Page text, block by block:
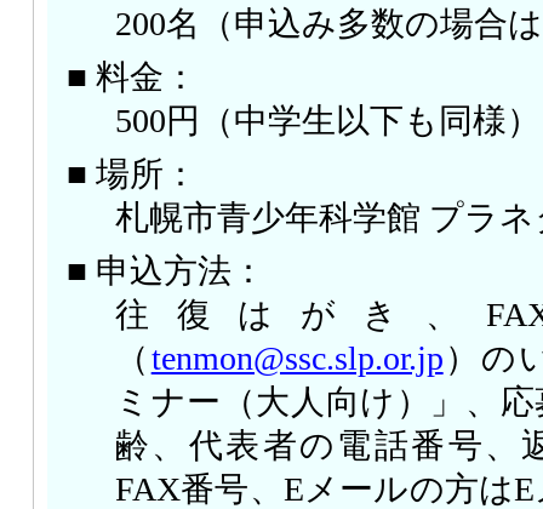
200名（申込み多数の場合
■ 料金：
500円（中学生以下も同様）
■ 場所：
札幌市青少年科学館 プラ
■ 申込方法：
往復はがき、
（tenmon@ssc.slp.or.jp）の
ミナー（大人向け）」、
齢、代表者の電話番号、
FAX番号、Eメールの方は